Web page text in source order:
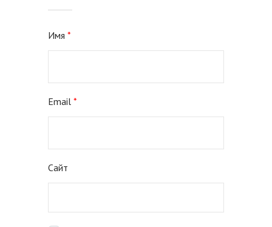
Имя *
Email *
Сайт